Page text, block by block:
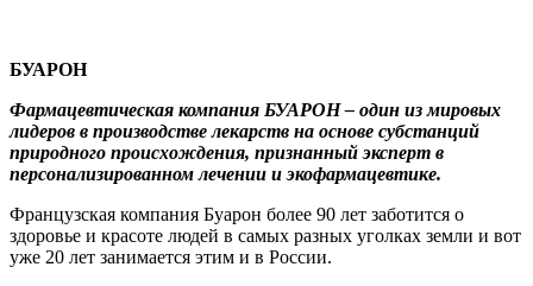
БУАРОН
Фармацевтическая компания БУАРОН– один из мировых
лидеров в производстве лекарств на основе субстанций
природного происхождения, признанный эксперт в
персонализированном лечении и экофармацевтике.
Французская компания Буарон более 90 лет заботится о
здоровье и красоте людей в самых разных уголках земли и вот
уже 20 лет занимается этим и в России.